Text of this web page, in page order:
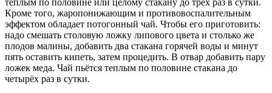
теплым по половине или целому стакану до трёх раз в сутки.
Кроме того, жаропонижающим и противовоспалительным
эффектом обладает потогонный чай. Чтобы его приготовить:
надо смешать столовую ложку липового цвета и столько же
плодов малины, добавить два стакана горячей воды и минут
пять оставить кипеть, затем процедить. В отвар добавить пару
ложек меда. Чай пьётся теплым по половине стакана до
четырёх раз в сутки.